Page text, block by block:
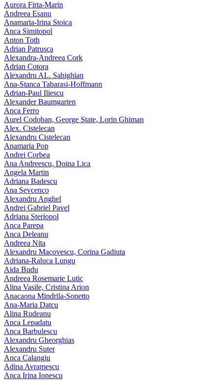
Aurora Firta-Marin
Andreea Esanu
Anamaria-Irina Stoica
Anca Simitopol
Anton Toth
Adrian Patrusca
Alexandra-Andreea Cork
Adrian Cotora
Alexandru AL. Sahighian
Ana-Stanca Tabarasi-Hoffmann
Adrian-Paul Iliescu
Alexander Baumgarten
Anca Ferro
Aurel Codoban, George State, Lorin Ghiman
Alex. Cistelecan
Alexandru Cistelecan
Anamaria Pop
Andrei Corbea
Ana Andreescu, Doina Lica
Angela Martin
Adriana Badescu
Ana Sevcenco
Alexandru Anghel
Andrei Gabriel Pavel
Adriana Steriopol
Anca Parepa
Anca Deleanu
Andreea Nita
Alexandru Macovescu, Corina Gadiuta
Adriana-Raluca Lungu
Aida Budu
Andreea Rosemarie Lutic
Alina Vasile, Cristina Arion
Anacaona Mindrila-Sonetto
Ana-Maria Datcu
Alina Rudeanu
Anca Lepadatu
Anca Barbulescu
Alexandru Gheorghias
Alexandru Suter
Anca Calangiu
Adina Avramescu
Anca Irina Ionescu